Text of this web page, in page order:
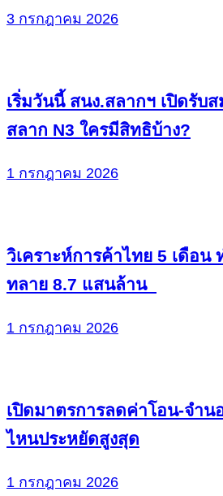
3 กรกฎาคม 2026
เริ่มวันนี้ สนง.สลากฯ เปิดรับ
สลาก N3 ใครมีสิทธิบ้าง?
1 กรกฎาคม 2026
วิเคราะห์การค้าไทย 5 เดือ
ทลาย 8.7 แสนล้าน
1 กรกฎาคม 2026
เปิดมาตรการลดค่าโอน-จำ
ไหนประหยัดสูงสุด
1 กรกฎาคม 2026